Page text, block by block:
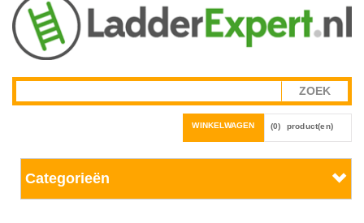
WINKELWAGEN (0) product(en)
Categorieën